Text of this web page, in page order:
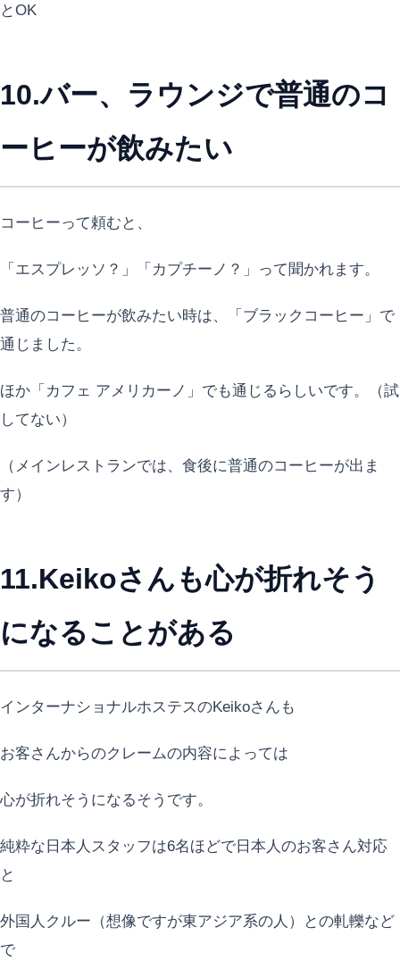
とOK
10.バー、ラウンジで普通のコ
ーヒーが飲みたい
コーヒーって頼むと、
「エスプレッソ？」「カプチーノ？」って聞かれます。
普通のコーヒーが飲みたい時は、「ブラックコーヒー」で
通じました。
ほか「カフェ アメリカーノ」でも通じるらしいです。（試
してない）
（メインレストランでは、食後に普通のコーヒーが出ま
す）
11.Keikoさんも心が折れそう
になることがある
インターナショナルホステスのKeikoさんも
お客さんからのクレームの内容によっては
心が折れそうになるそうです。
純粋な日本人スタッフは6名ほどで日本人のお客さん対応
と
外国人クルー（想像ですが東アジア系の人）との軋轢など
で